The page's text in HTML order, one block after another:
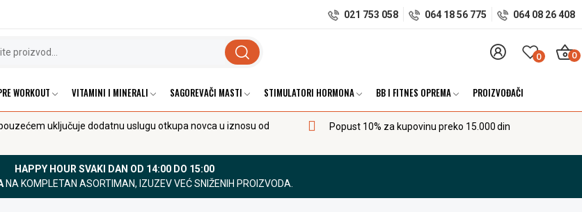
021 753 058 064 18 56 775 064 08 26 408
0 0
WORKOUT VITAMINI I MINERALI SAGOREVAČI MASTI STIMULATORI HORMONA BB I FITNES OPREMA PROIZVOĐAČI
uključuje dodatnu uslugu otkupa novca u iznosu od
Popust 10% za kupovinu preko 15.000 din
HAPPY HOUR SVAKI DAN OD 14:00 DO 15:00
NA KOMPLETAN ASORTIMAN, IZUZEV VEĆ SNIŽENIH PROIZVODA.